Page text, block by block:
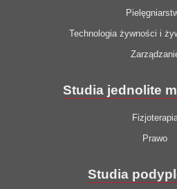
Technologia żywności i
Studia jednolite
Prawo
Studia